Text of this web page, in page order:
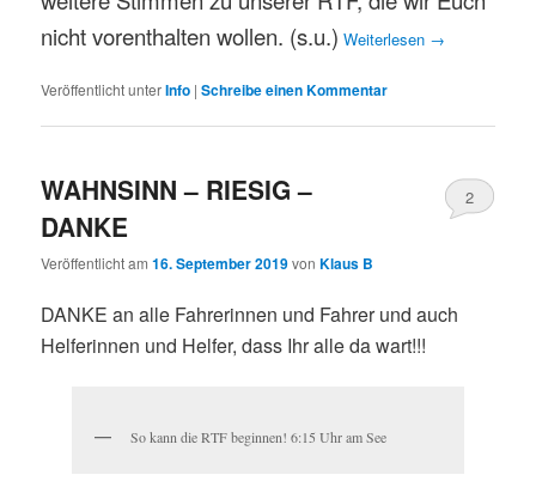
nicht vorenthalten wollen. (s.u.) Weiterlesen →
Veröffentlicht unterInfo |Schreibe einen Kommentar
WAHNSINN – RIESIG –
DANKE
Veröffentlicht am16. September 2019vonKlaus B
2
DANKE an alle Fahrerinnen und Fahrer und auch
Helferinnen und Helfer, dass Ihr alle da wart!!!
So kann die RTF beginnen! 6:15 Uhr am See